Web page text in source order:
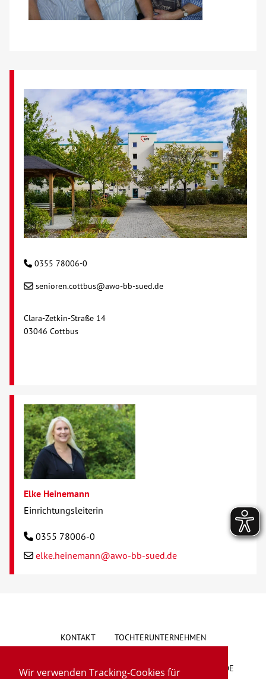
Wir verwenden Tracking-Cookies für
0355 78006-0
senioren.cottbus@awo-bb-sued.de
Clara-Zetkin-Straße 14
03046 Cottbus
Elke Heinemann
Einrichtungsleiterin
0355 78006-0
elke.heinemann@awo-bb-sued.de
KONTAKT TOCHTERUNTERNEHMEN
HINWEISGEBERSYSTEM VORSCHLAG/BESCHWERDE